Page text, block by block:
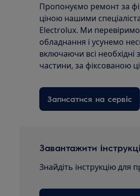
Пропонуємо ремонт за
ціною нашими
Electrolux. Ми перевіримо
обладнання і усунемо
включаючи всі необхідні
частини, за фіксованою
Записатися на сервіс
Завантажити
Знайдіть інструкцію для